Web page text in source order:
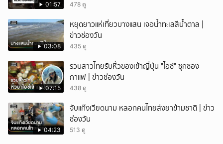
01:57 478 ดู
03:08
หยุดยาวแห่เที่ยวบางแสน เจอน้ำทะเลสีน้ำตาล |
ข่าวช่องวัน
435 ดู
07:15
รวบสาวไทยรับหิ้วของเข้าญี่ปุ่น "ไอซ์" ซุกซอง
กาแฟ | ข่าวช่องวัน
438 ดู
04:23
จับแก๊งเวียดนาม หลอกคนไทยส่งยาข้ามชาติ | ข่าว
ช่องวัน
513 ดู